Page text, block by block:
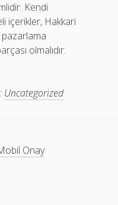
Kendi
içerikler, Hakkari
olmalıdır.
Uncategorized
Onay